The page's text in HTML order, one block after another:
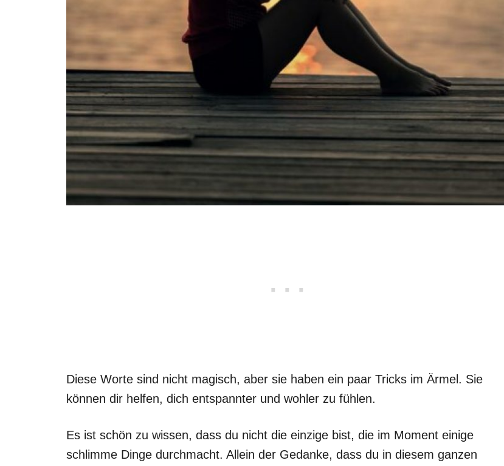
Diese Worte sind nicht magisch, aber sie haben ein paar Tricks im Ärmel. Sie
können dir helfen, dich entspannter und wohler zu fühlen.
Es ist schön zu wissen, dass du nicht die einzige bist, die im Moment einige
schlimme Dinge durchmacht. Allein der Gedanke, dass du in diesem ganzen